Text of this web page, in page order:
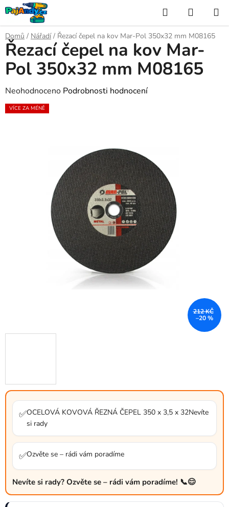
Přejít
na
obsah
Hledat
KOŠÍK
Domů / Nářadí / Řezací čepel na kov Mar-Pol 350x32 mm M08165
✅OCELOVÁ KOVOVÁ ŘEZNÁ ČEPEL 350 x 3,5 x 32Nevíte
si rady
✅Ozvěte se – rádi vám poradíme
Nevíte si rady? Ozvěte se – rádi vám poradíme! 📞😊
Řezací čepel na kov Mar-
Pol 350x32 mm M08165
Průměrné
hodnocení
Neohodnoceno Podrobnosti hodnocení
VÍCE ZA MÉNĚ
212 KČ
–20 %